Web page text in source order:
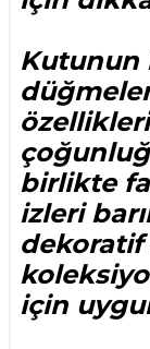
Kutunun
birlikte
izleri
dekoratif
için